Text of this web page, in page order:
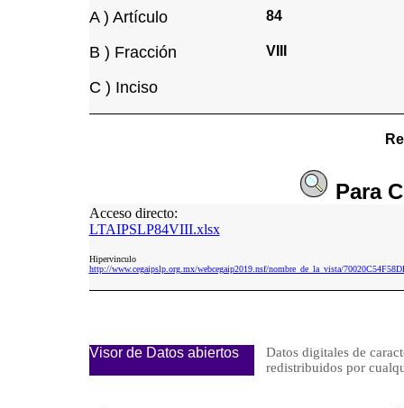
A ) Artículo 84
B ) Fracción VIII
C ) Inciso
Para
Acceso directo:
LTAIPSLP84VIII.xlsx
Hipervinculo
http://www.cegaipslp.org.mx/webcegaip2019.nsf/nombre_de_la_vista/
Visor de Datos abiertos
Datos digitales de
redistribuidos por